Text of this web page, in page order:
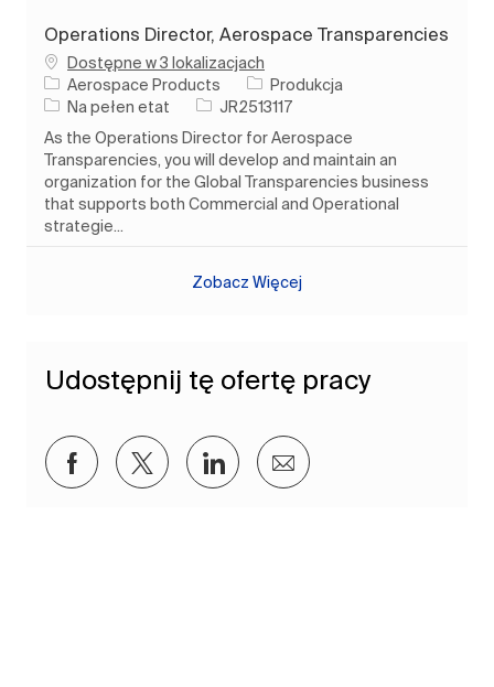
Operations Director, Aerospace Transparencies
Dostępne w 3 lokalizacjach
Aerospace Products
Kategoria
Produkcja
Rodzaj pracy
Na pełen etat Identyfikator zadania
JR2513117
As the Operations Director for Aerospace
Transparencies, you will develop and maintain an
organization for the Global Transparencies business
that supports both Commercial and Operational
strategie...
Zobacz Więcej
Udostępnij tę ofertę pracy
Udostępnij przez Facebook
Udostępnij przez twitter
Udostępnij przez LinkedIn
Udostępnij przez